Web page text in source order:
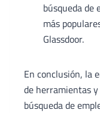
búsqueda de
más
Glassdoor.
En conclusión, la
de herramientas
búsqueda de